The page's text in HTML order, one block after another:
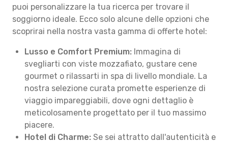
puoi personalizzare la tua ricerca per trovare il
soggiorno ideale. Ecco solo alcune delle opzioni che
scoprirai nella nostra vasta gamma di offerte hotel:
Lusso e Comfort Premium: Immagina di
svegliarti con viste mozzafiato, gustare cene
gourmet o rilassarti in spa di livello mondiale. La
nostra selezione curata promette esperienze di
viaggio impareggiabili, dove ogni dettaglio è
meticolosamente progettato per il tuo massimo
piacere.
Hotel di Charme: Se sei attratto dall'autenticità e